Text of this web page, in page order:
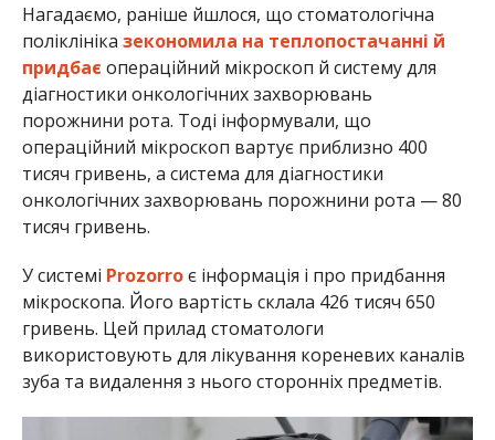
Нагадаємо, раніше йшлося, що стоматологічна
поліклініка зекономила на теплопостачанні й
придбає операційний мікроскоп й систему для
діагностики онкологічних захворювань
порожнини рота. Тоді інформували, що
операційний мікроскоп вартує приблизно 400
тисяч гривень, а система для діагностики
онкологічних захворювань порожнини рота — 80
тисяч гривень.
У системі Prozorroє інформація і про придбання
мікроскопа. Його вартість склала 426 тисяч 650
гривень. Цей прилад стоматологи
використовують для лікування кореневих каналів
зуба та видалення з нього сторонніх предметів.